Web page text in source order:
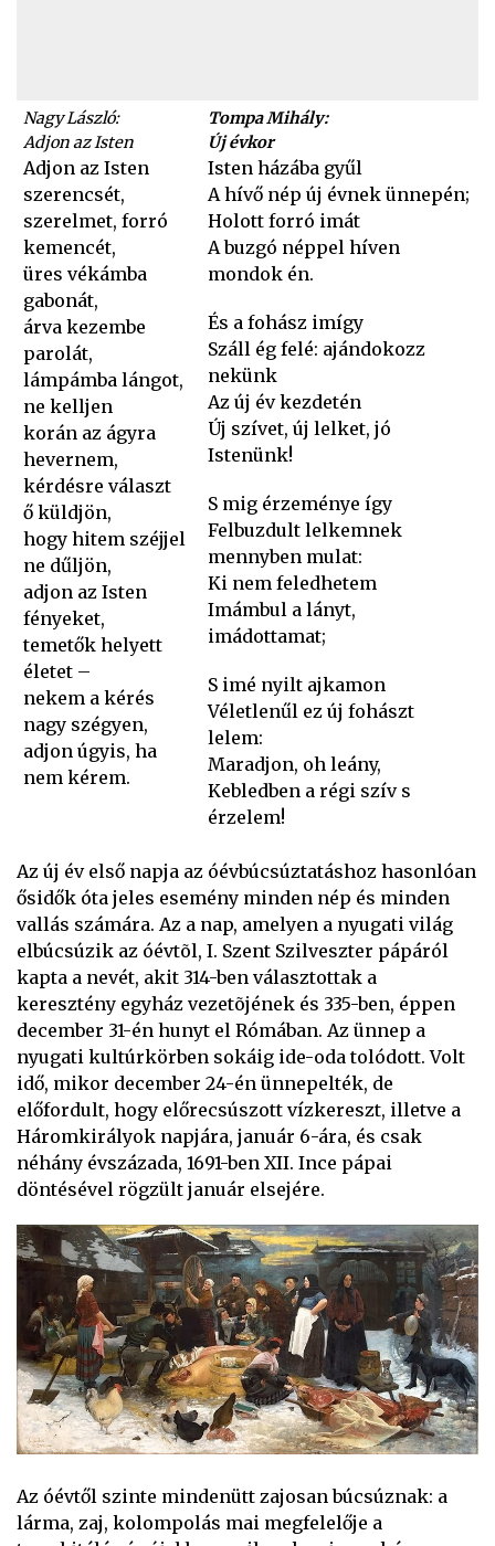
Nagy László:
Adjon az Isten
Adjon az Isten
szerencsét,
szerelmet, forró
kemencét,
üres vékámba
gabonát,
árva kezembe
parolát,
lámpámba lángot,
ne kelljen
korán az ágyra
hevernem,
kérdésre választ
ő küldjön,
hogy hitem széjjel
ne dűljön,
adjon az Isten
fényeket,
temetők helyett
életet –
nekem a kérés
nagy szégyen,
adjon úgyis, ha
nem kérem.
Tompa Mihály:
Új évkor
Isten házába gyűl
A hívő nép új évnek ünnepén;
Holott forró imát
A buzgó néppel híven
mondok én.
És a fohász imígy
Száll ég felé: ajándokozz
nekünk
Az új év kezdetén
Új szívet, új lelket, jó
Istenünk!
S mig érzeménye így
Felbuzdult lelkemnek
mennyben mulat:
Ki nem feledhetem
Imámbul a lányt,
imádottamat;
S imé nyilt ajkamon
Véletlenűl ez új fohászt
lelem:
Maradjon, oh leány,
Kebledben a régi szív s
érzelem!
Az új év első napja az óévbúcsúztatáshoz hasonlóan
ősidők óta jeles esemény minden nép és minden
vallás számára. Az a nap, amelyen a nyugati világ
elbúcsúzik az óévtõl, I. Szent Szilveszter pápáról
kapta a nevét, akit 314-ben választottak a
keresztény egyház vezetõjének és 335-ben, éppen
december 31-én hunyt el Rómában. Az ünnep a
nyugati kultúrkörben sokáig ide-oda tolódott. Volt
idő, mikor december 24-én ünnepelték, de
előfordult, hogy előrecsúszott vízkereszt, illetve a
Háromkirályok napjára, január 6-ára, és csak
néhány évszázada, 1691-ben XII. Ince pápai
döntésével rögzült január elsejére.
Az óévtől szinte mindenütt zajosan búcsúznak: a
lárma, zaj, kolompolás mai megfelelője a